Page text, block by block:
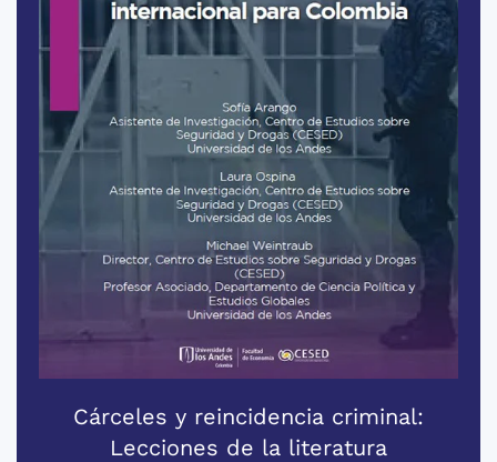
Cárceles y reincidencia criminal:
Lecciones de la literatura